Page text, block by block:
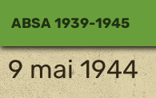
ABSA 1939-1945
9 mai 1944